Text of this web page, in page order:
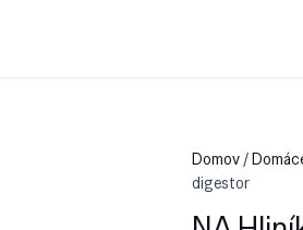
Domov/
digestor